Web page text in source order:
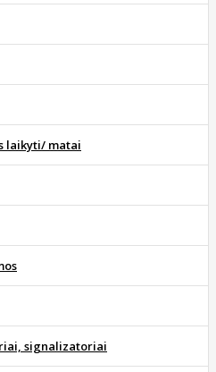
laikyti/ matai
signalizatoriai